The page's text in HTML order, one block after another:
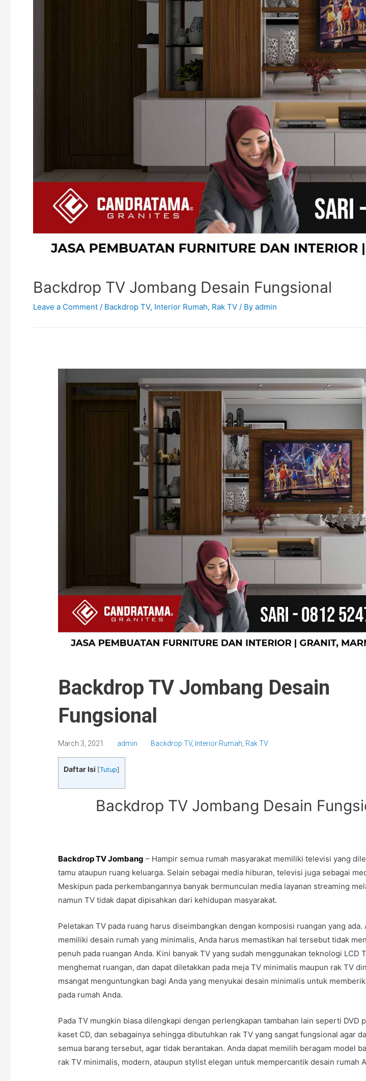
Backdrop TV Jombang Desain Fungsional
Leave a Comment / Backdrop TV, Interior Rumah, Rak TV / By admin
Backdrop TV Jombang Desain
Fungsional
March 3, 2021 admin Backdrop TV, Interior Rumah Rak TV
Daftar Isi [Tutup]
Backdrop TV Jombang Desain
Backdrop TV Jombang – Hampir semua rumah masyarakat memiliki televisi yang
tamu ataupun ruang keluarga. Selain sebagai media hiburan, televisi juga sebagai
Meskipun pada perkembangannya banyak bermunculan media layanan streaming
namun TV tidak dapat dipisahkan dari kehidupan masyarakat.
Peletakan TV pada ruang harus diseimbangkan dengan komposisi ruangan yang ada.
memiliki desain rumah yang minimalis, Anda harus memastikan hal tersebut tidak
penuh pada ruangan Anda. Kini banyak TV yang sudah menggunakan teknologi LCD
menghemat ruangan, dan dapat diletakkan pada meja TV minimalis maupun rak TV
msangat menguntungkan bagi Anda yang menyukai desain minimalis untuk
pada rumah Anda.
Pada TV mungkin biasa dilengkapi dengan perlengkapan tambahan lain seperti DVD
kaset CD, dan sebagainya sehingga dibutuhkan rak TV yang sangat fungsional agar
semua barang tersebut, agar tidak berantakan. Anda dapat memilih beragam model
rak TV minimalis, modern, ataupun stylist elegan untuk mempercantik desain rumah